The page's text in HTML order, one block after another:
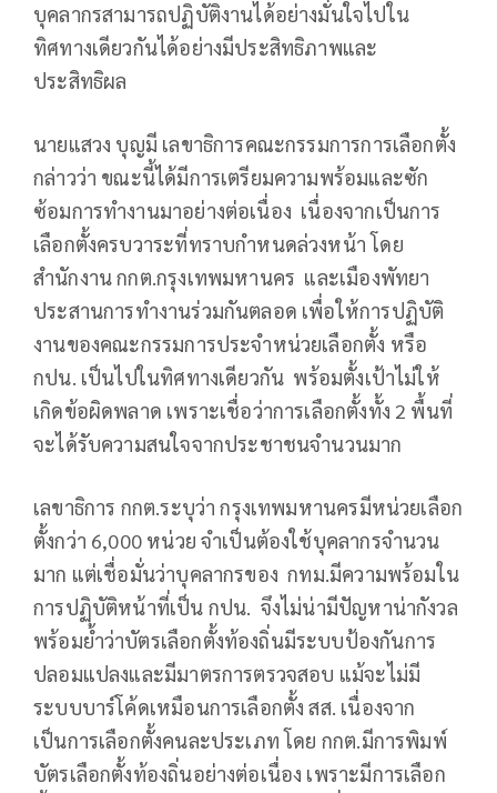
บุคลากรสามารถปฏิบัติงานได้อย่างมั่นใจไปใน
ทิศทางเดียวกันได้อย่างมีประสิทธิภาพและ
ประสิทธิผล
นายแสวง บุญมี เลขาธิการคณะกรรมการการเลือกตั้ง
กล่าวว่า ขณะนี้ได้มีการเตรียมความพร้อมและซัก
ซ้อมการทำงานมาอย่างต่อเนื่อง เนื่องจากเป็นการ
เลือกตั้งครบวาระที่ทราบกำหนดล่วงหน้า โดย
สำนักงาน กกต.กรุงเทพมหานคร และเมืองพัทยา
ประสานการทำงานร่วมกันตลอด เพื่อให้การปฏิบัติ
งานของคณะกรรมการประจำหน่วยเลือกตั้ง หรือ
กปน. เป็นไปในทิศทางเดียวกัน พร้อมตั้งเป้าไม่ให้
เกิดข้อผิดพลาด เพราะเชื่อว่าการเลือกตั้งทั้ง 2 พื้นที่
จะได้รับความสนใจจากประชาชนจำนวนมาก
เลขาธิการ กกต.ระบุว่า กรุงเทพมหานครมีหน่วยเลือก
ตั้งกว่า 6,000 หน่วย จำเป็นต้องใช้บุคลากรจำนวน
มาก แต่เชื่อมั่นว่าบุคลากรของ กทม.มีความพร้อมใน
การปฏิบัติหน้าที่เป็น กปน. จึงไม่น่ามีปัญหาน่ากังวล
พร้อมย้ำว่าบัตรเลือกตั้งท้องถิ่นมีระบบป้องกันการ
ปลอมแปลงและมีมาตรการตรวจสอบ แม้จะไม่มี
ระบบบาร์โค้ดเหมือนการเลือกตั้ง สส. เนื่องจาก
เป็นการเลือกตั้งคนละประเภท โดย กกต.มีการพิมพ์
บัตรเลือกตั้งท้องถิ่นอย่างต่อเนื่อง เพราะมีการเลือก